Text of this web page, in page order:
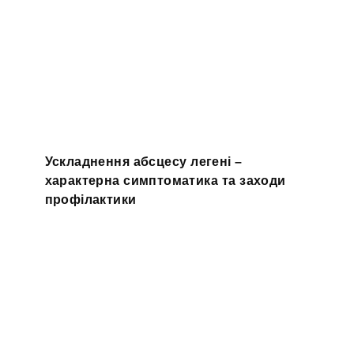
Ускладнення абсцесу легені –
характерна симптоматика та заходи
профілактики